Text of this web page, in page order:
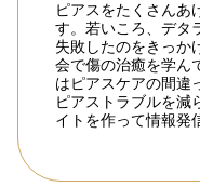
ピアスをたくさんあ
す。若いころ、デタ
失敗したのをきっか
会で傷の治癒を学ん
はピアスケアの間違
ピアストラブルを減
イトを作って情報発